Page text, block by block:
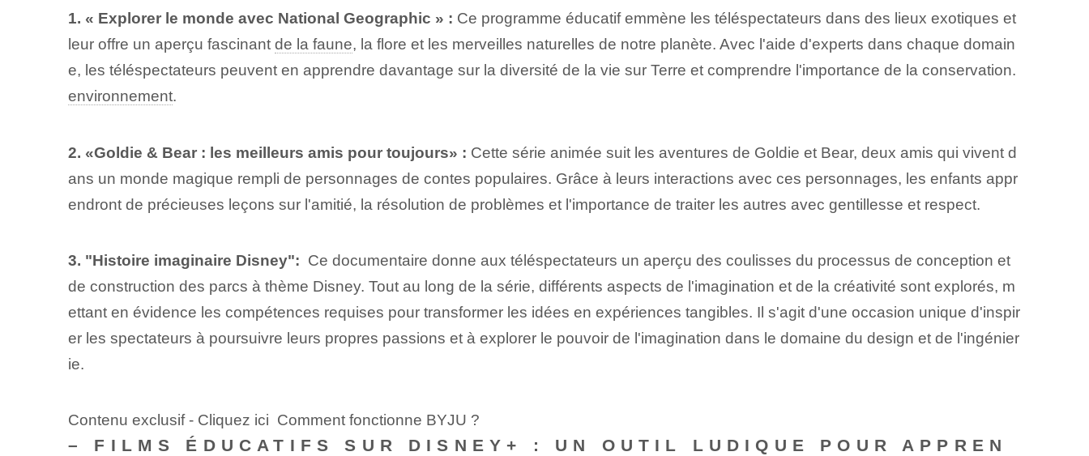
1. « Explorer le monde avec National Geographic » : Ce programme éducatif emmène les téléspectateurs dans des lieux exotiques et
leur offre un aperçu fascinant de la faune, la flore et les merveilles naturelles de notre planète. Avec l'aide d'experts dans chaque domain
e, les téléspectateurs peuvent en apprendre davantage sur la diversité de la vie sur Terre et comprendre l'importance de la conservation.
environnement.
2. «Goldie & Bear : les meilleurs amis pour toujours» : Cette série animée suit les aventures de Goldie et Bear, deux amis qui vivent d
ans un monde magique rempli de personnages de contes populaires. Grâce à leurs interactions avec ces personnages, les enfants appr
endront de précieuses leçons sur l'amitié, la résolution de problèmes et l'importance de traiter les autres avec gentillesse et respect.
3. "Histoire imaginaire Disney": ⁢ Ce documentaire donne aux téléspectateurs un aperçu des coulisses du processus de conception et
de construction des parcs à thème Disney. ‌Tout au long de la ‌série, différents aspects de l'imagination et de la créativité sont explorés, m
ettant en évidence les ⁢compétences requises pour transformer‍ les idées en expériences tangibles. Il s'agit d'une occasion unique d'inspir
er les spectateurs à poursuivre leurs propres passions et à explorer le pouvoir de l'imagination dans le domaine du design et de l'ingénier
ie.
Contenu exclusif - Cliquez ici Comment fonctionne BYJU ?
– FILMS ÉDUCATIFS SUR DISNEY+ : UN OUTIL LUDIQUE POUR APPREN